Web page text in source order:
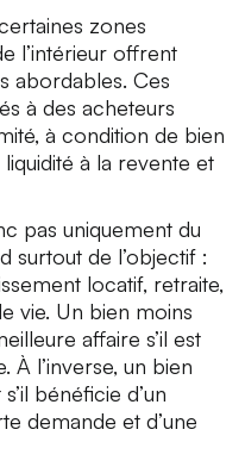
zones
l’intérieur offrent
abordables. Ces
à des acheteurs
à condition de bien
à la revente et
pas uniquement du
surtout de l’objectif :
locatif, retraite,
vie. Un bien moins
affaire s’il est
À l’inverse, un bien
bénéficie d’un
demande et d’une